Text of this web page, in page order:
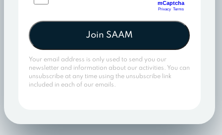
Join SAAM
Your email address is only used to send you our
newsletter and information about our activities. You can
unsubscribe at any time using the unsubscribe link
included in each of our emails.